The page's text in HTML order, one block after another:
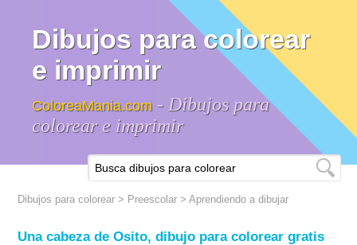
Dibujos para colorear
e imprimir
ColoreaMania.com - Dibujos para
colorear e imprimir
Dibujos para colorear > Preescolar >Aprendiendo a dibujar
Una cabeza de Osito, dibujo para colorear gratis